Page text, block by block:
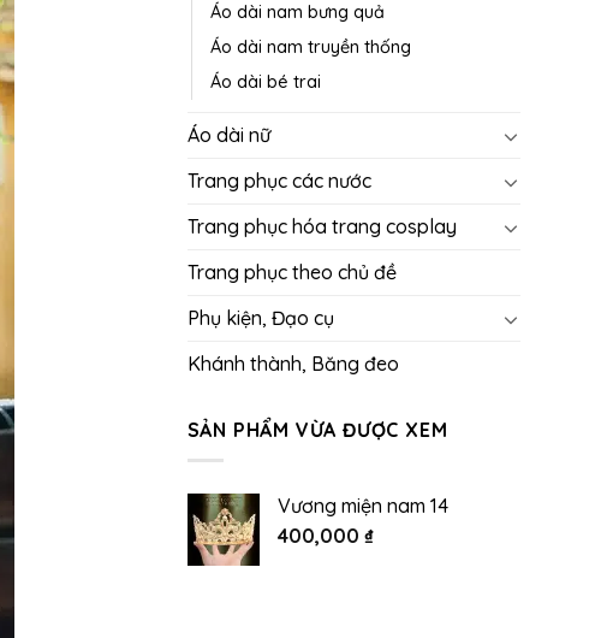
Áo dài nam bưng quả
Áo dài nam truyền thống
Áo dài bé trai
Áo dài nữ
Trang phục các nước
Trang phục hóa trang cosplay
Trang phục theo chủ đề
Phụ kiện, Đạo cụ
Khánh thành, Băng đeo
SẢN PHẨM VỪA ĐƯỢC XEM
Vương miện nam 14
400,000 ₫